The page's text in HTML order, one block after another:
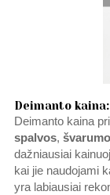
Deimanto
Deimanto kaina
spalvos, švarumo
dažniausiai
kai jie naudojami
yra labiausiai